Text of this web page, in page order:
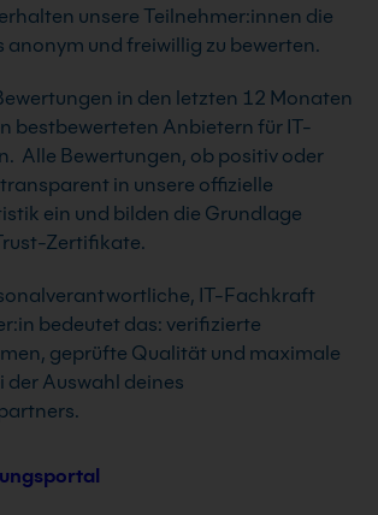
unsere Teilnehmer:innen die
anonym und freiwillig zu bewerten.
in den letzten 12 Monaten
bestbewerteten Anbietern für IT-
Alle Bewertungen, ob positiv oder
in unsere offizielle
ein und bilden die Grundlage
Zertifikate.
IT-Fachkraft
bedeutet das: verifizierte
geprüfte Qualität und maximale
der Auswahl deines